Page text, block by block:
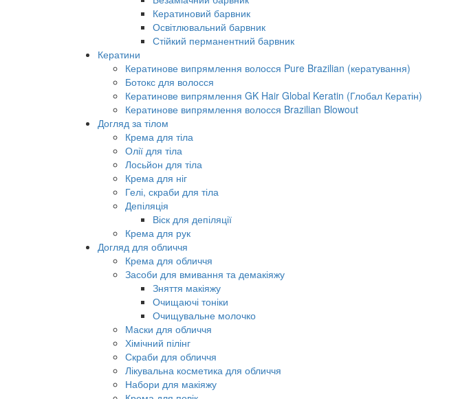
Кератиновий барвник
Освітлювальний барвник
Стійкий перманентний барвник
Кератини
Кератинове випрямлення волосся Pure Brazilian (кератування)
Ботокс для волосся
Кератинове випрямлення GK Hair Global Keratin (Глобал Кератін)
Кератинове випрямлення волосся Brazilian Blowout
Догляд за тілом
Крема для тіла
Олії для тіла
Лосьйон для тіла
Крема для ніг
Гелі, скраби для тіла
Депіляція
Віск для депіляції
Крема для рук
Догляд для обличчя
Крема для обличчя
Засоби для вмивання та демакіяжу
Зняття макіяжу
Очищаючі тоніки
Очищувальне молочко
Маски для обличчя
Хімічний пілінг
Скраби для обличчя
Лікувальна косметика для обличчя
Набори для макіяжу